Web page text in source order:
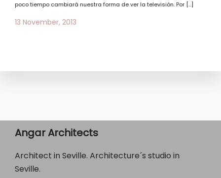
poco tiempo cambiará nuestra forma de ver la televisión. Por […]
13 November, 2013
Angar Architects
Architect in Seville. Architecture´s studio in
Seville.